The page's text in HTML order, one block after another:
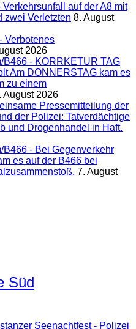
auf der A8 mit
zwei Verletzten 8. August
Verbotenes
2026
B466 - KORRKETUR TAG
Am DONNERSTAG kam es
zu einem
August 2026
Pressemitteilung der
der Polizei: Tatverdächtige
und Drogenhandel in Haft.
B466 - Bei Gegenverkehr
es auf der B466 bei
7. August
Süd
Seenachtfest - Polizei